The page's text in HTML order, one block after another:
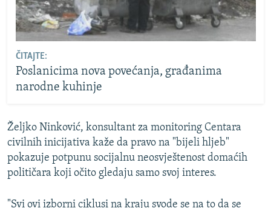
ČITAJTE:
Poslanicima nova povećanja, građanima
narodne kuhinje
Željko Ninković, konsultant za monitoring Centara
civilnih inicijativa kaže da pravo na "bijeli hljeb"
pokazuje potpunu socijalnu neosvještenost domaćih
političara koji očito gledaju samo svoj interes.
"Svi ovi izborni ciklusi na kraju svode se na to da se